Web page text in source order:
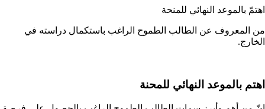
اهتمّ بالموعد النهائي للمنحة
من المعروف عن الطالب الطموح الراغب باستكمال دراسته في
الخارج.
اهتم بالموعد النهائي للمحنة